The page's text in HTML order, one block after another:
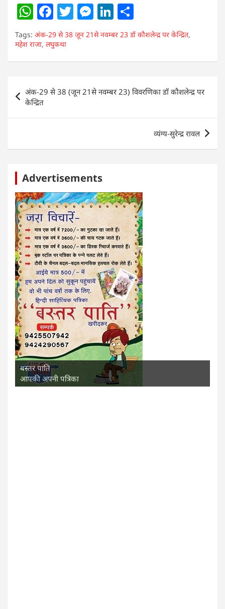
W
h
at
s
p
p
F
a
c
e
o
k
T
w
itt
er
M
e
ss
e
g
Li
n
k
e
n
h
ar
e
Tags: अंक-29 से 38 जून 21से नवम्बर 23 डॉ कौशलेन्द्र पर केन्द्रित,
महेश राजा, लघुकथा
Post
navigation
अंक-29 से 38 (जून 21से नवम्बर 23) विवरणिका डॉ कौशलेन्द्र पर
केन्द्रित
व्यंग्य-सुरेन्द्र रावल
Advertisements
बस्तर पाति
आपकी अपनी पत्रिका